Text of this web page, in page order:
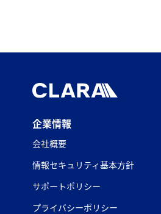
企業情報
会社概要
情報セキュリティ基本方針
サポートポリシー
プライバシーポリシー